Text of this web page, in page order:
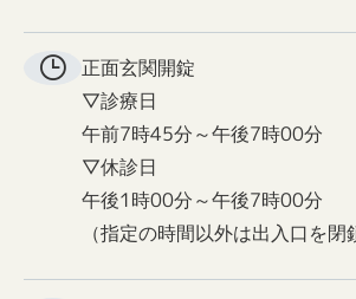
正面玄関開錠
▽診療日
午前7時45分～午後7時00分
▽休診日
午後1時00分～午後7時00分
（指定の時間以外は出入口を閉